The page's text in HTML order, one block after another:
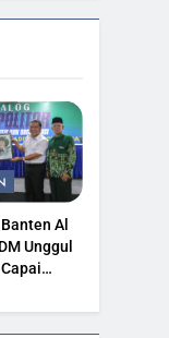
Al
Unggul